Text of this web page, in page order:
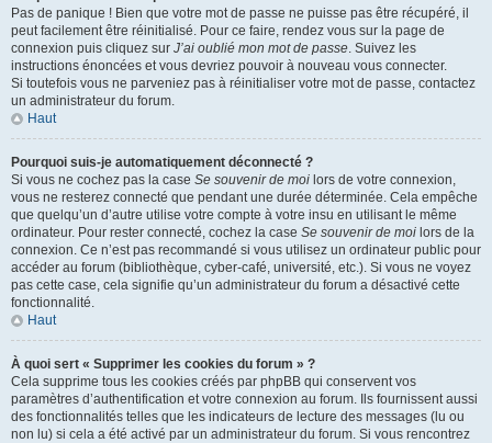
Pas de panique ! Bien que votre mot de passe ne puisse pas être récupéré, il
peut facilement être réinitialisé. Pour ce faire, rendez vous sur la page de
connexion puis cliquez sur J’ai oublié mon mot de passe. Suivez les
instructions énoncées et vous devriez pouvoir à nouveau vous connecter.
Si toutefois vous ne parveniez pas à réinitialiser votre mot de passe, contactez
un administrateur du forum.
Haut
Pourquoi suis-je automatiquement déconnecté ?
Si vous ne cochez pas la case Se souvenir de moi lors de votre connexion,
vous ne resterez connecté que pendant une durée déterminée. Cela empêche
que quelqu’un d’autre utilise votre compte à votre insu en utilisant le même
ordinateur. Pour rester connecté, cochez la case Se souvenir de moi lors de la
connexion. Ce n’est pas recommandé si vous utilisez un ordinateur public pour
accéder au forum (bibliothèque, cyber-café, université, etc.). Si vous ne voyez
pas cette case, cela signifie qu’un administrateur du forum a désactivé cette
fonctionnalité.
Haut
À quoi sert « Supprimer les cookies du forum » ?
Cela supprime tous les cookies créés par phpBB qui conservent vos
paramètres d’authentification et votre connexion au forum. Ils fournissent aussi
des fonctionnalités telles que les indicateurs de lecture des messages (lu ou
non lu) si cela a été activé par un administrateur du forum. Si vous rencontrez